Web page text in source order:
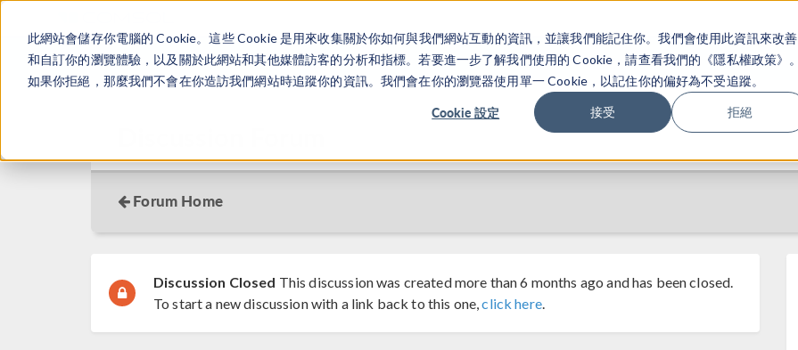
此網站會儲存你電腦的 Cookie。這些 Cookie 是用來收集關於你如何與我們網站互動的資訊，並讓我們能記住你。我們會使用此資訊來改善
和自訂你的瀏覽體驗，以及關於此網站和其他媒體訪客的分析和指標。若要進一步了解我們使用的 Cookie，請查看我們的《隱私權政策》。
如果你拒絕，那麼我們不會在你造訪我們網站時追蹤你的資訊。我們會在你的瀏覽器使用單一 Cookie，以記住你的偏好為不受追蹤。
Cookie 設定 接受 拒絕
产品 行业应用
Forum Home
Discussion Closed This discussion was created more than 6 months ago and has been closed.
To start a new discussion with a link back to this one,click here.